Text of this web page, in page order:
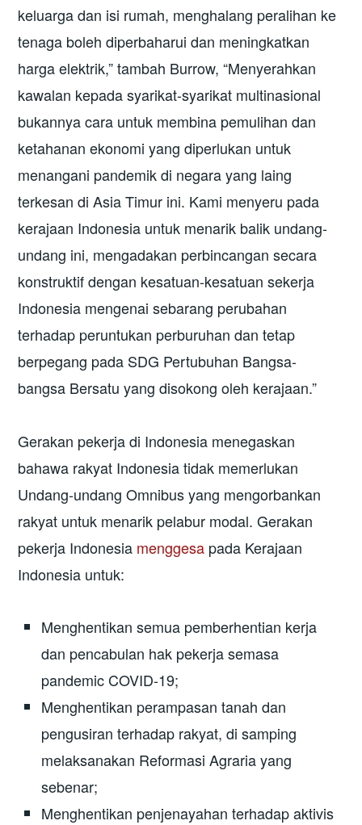
keluarga dan isi rumah, menghalang peralihan ke
tenaga boleh diperbaharui dan meningkatkan
harga elektrik,” tambah Burrow, “Menyerahkan
kawalan kepada syarikat-syarikat multinasional
bukannya cara untuk membina pemulihan dan
ketahanan ekonomi yang diperlukan untuk
menangani pandemik di negara yang laing
terkesan di Asia Timur ini. Kami menyeru pada
kerajaan Indonesia untuk menarik balik undang-
undang ini, mengadakan perbincangan secara
konstruktif dengan kesatuan-kesatuan sekerja
Indonesia mengenai sebarang perubahan
terhadap peruntukan perburuhan dan tetap
berpegang pada SDG Pertubuhan Bangsa-
bangsa Bersatu yang disokong oleh kerajaan.”
Gerakan pekerja di Indonesia menegaskan
bahawa rakyat Indonesia tidak memerlukan
Undang-undang Omnibus yang mengorbankan
rakyat untuk menarik pelabur modal. Gerakan
pekerja Indonesia menggesa pada Kerajaan
Indonesia untuk:
Menghentikan semua pemberhentian kerja
dan pencabulan hak pekerja semasa
pandemic COVID-19;
Menghentikan perampasan tanah dan
pengusiran terhadap rakyat, di samping
melaksanakan Reformasi Agraria yang
sebenar;
Menghentikan penjenayahan terhadap aktivis